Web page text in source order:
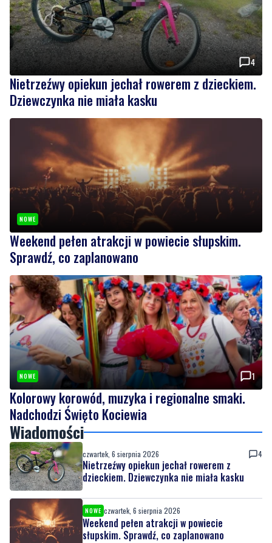
4
Nietrzeźwy opiekun jechał rowerem z dzieckiem.
Dziewczynka nie miała kasku
NOWE
Weekend pełen atrakcji w powiecie słupskim.
Sprawdź, co zaplanowano
NOWE 1
Kolorowy korowód, muzyka i regionalne smaki.
Nadchodzi Święto Kociewia
Wiadomości
czwartek, 6 sierpnia 2026 4
Nietrzeźwy opiekun jechał rowerem z
dzieckiem. Dziewczynka nie miała kasku
NOWE czwartek, 6 sierpnia 2026
Weekend pełen atrakcji w powiecie
słupskim. Sprawdź, co zaplanowano